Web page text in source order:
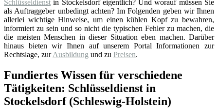
Schlüsseldienst in Stockelsdorf eigentlich? Und worauf müssen Sie
als Auftraggeber unbedingt achten? Im Folgenden geben wir Ihnen
allerlei wichtige Hinweise, um einen kühlen Kopf zu bewahren,
informiert zu sein und so nicht die typischen Fehler zu machen, die
die meisten Menschen in dieser Situation eben machen. Darüber
hinaus bieten wir Ihnen auf unserem Portal Informationen zur
Rechtslage, zurAusbildung und zu Preisen.
Fundiertes Wissen für verschiedene
Tätigkeiten: Schlüsseldienst in
Stockelsdorf (Schleswig-Holstein)